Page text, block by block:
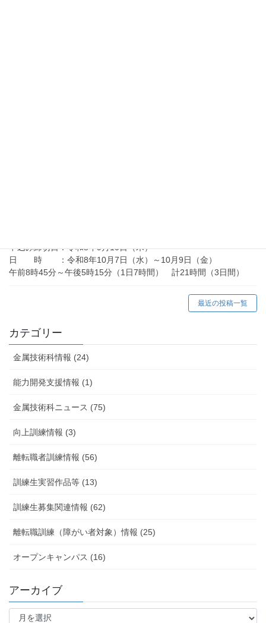
申込み締切日：令和8年9月10日（木）
日 時 ：令和8年10月7日（水）～10月9日（金）
午前8時45分～午後5時15分（1日7時間） 計21時間（3日間）
最近の投稿一覧
カテゴリー
金属技術科情報 (24)
能力開発支援情報 (1)
金属技術科ニュース (75)
向上訓練情報 (3)
離転職者訓練情報 (56)
訓練生実習作品等 (13)
訓練生募集関連情報 (62)
離転職訓練（障がい者対象）情報 (25)
オープンキャンパス (16)
アーカイブ
ア